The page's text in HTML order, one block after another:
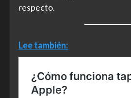
respecto.
Lee también: